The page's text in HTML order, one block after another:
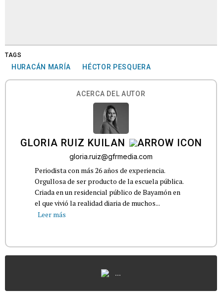
TAGS
HURACÁN MARÍA HÉCTOR PESQUERA
ACERCA DEL AUTOR
GLORIA RUIZ KUILAN
gloria.ruiz@gfrmedia.com
Periodista con más 26 años de experiencia.
Orgullosa de ser producto de la escuela pública.
Criada en un residencial público de Bayamón en
el que vivió la realidad diaria de muchos...
Leer más
...